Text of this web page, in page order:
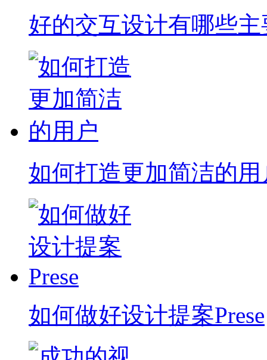
好的交互设计有哪些主
如何打造更加简洁的用
如何做好设计提案Prese